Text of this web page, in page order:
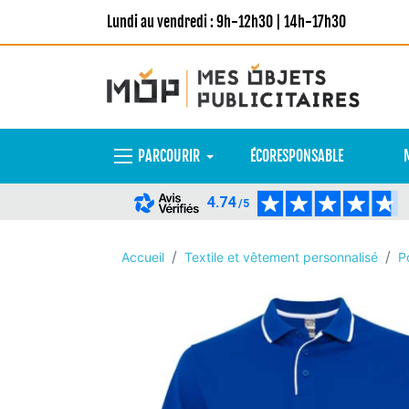
Lundi au vendredi : 9h-12h30 | 14h-17h30
PARCOURIR ÉCORESPONSABLE
4.74/5
Accueil Textile et vêtement personnalisé